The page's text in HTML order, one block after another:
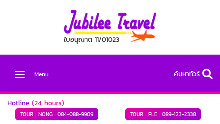
ใบอนุญาต 11/01023
Menu ค้นหาทัวร์
Hotline (24 hours)
TOUR : NONG : 084-088-9909 TOUR : PLE : 089-123-2338